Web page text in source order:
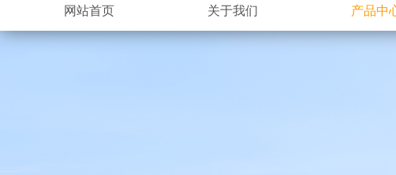
网站首页 关于我们 产品中